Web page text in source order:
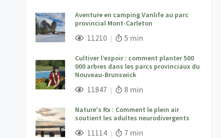
Aventure en camping Vanlife au parc
provincial Mont-Carleton
; 11210Vues; Temps de lecture:
5 min
Cultiver l’espoir : comment planter 500
000 arbres dans les parcs provinciaux du
Nouveau-Brunswick
; 11847Vues; Temps de lecture:
8 min
Nature's Rx : Comment le plein air
soutient les adultes neurodivergents
; 11114Vues; Temps de lecture:
7 min